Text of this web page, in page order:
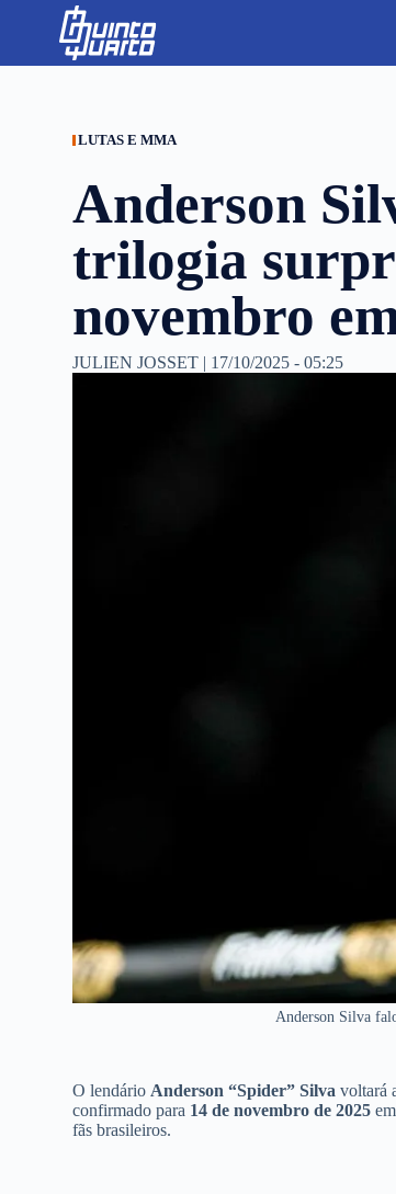
p
LUTAS E MMA
Anderson
trilogia
novembro
JULIEN JOSSET | 17/10/2025 - 05:25
Anderson Silva
O lendário Anderson “Spider” Silva voltará
confirmado para 14 de novembro de 2025
fãs brasileiros.